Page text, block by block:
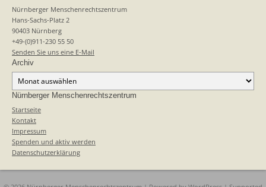
Nürnberger Menschenrechtszentrum
Hans-Sachs-Platz 2
90403 Nürnberg
+49-(0)911-230 55 50
Senden Sie uns eine E-Mail
Archiv
Nürnberger Menschenrechtszentrum
Startseite
Kontakt
Impressum
Spenden und aktiv werden
Datenschutzerklärung